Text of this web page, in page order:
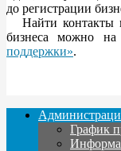
до регистрации
Найти контакты
бизнеса можно на
поддержки».
График